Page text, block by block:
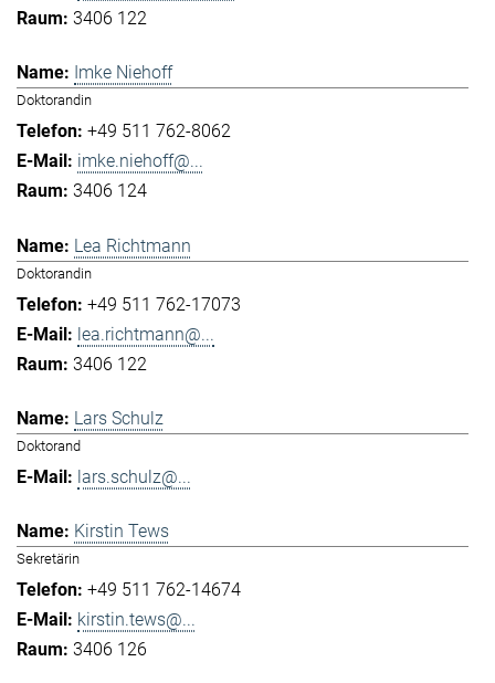
3406 122
Imke Niehoff
Doktorandin
+49 511 762-8062
imke.niehoff@...
3406 124
Lea Richtmann
Doktorandin
+49 511 762-17073
lea.richtmann@...
3406 122
Lars Schulz
Doktorand
lars.schulz@...
Kirstin Tews
Sekretärin
+49 511 762-14674
kirstin.tews@...
3406 126